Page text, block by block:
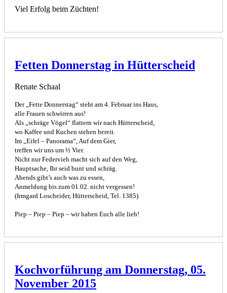
Viel Erfolg beim Züchten!
Fetten Donnerstag in Hütterscheid
Renate Schaal
Der „Fette Donnerstag“ steht am 4. Februar ins Haus,
alle Frauen schwirren aus!
Als „schräge Vögel“ flattern wir nach Hütterscheid,
wo Kaffee und Kuchen stehen bereit.
Im „Eifel – Panorama“, Auf dem Gier,
treffen wir uns um ½ Vier.
Nicht nur Federvieh macht sich auf den Weg,
Hauptsache, Ihr seid bunt und schräg.
Abends gibt’s auch was zu essen,
Anmeldung bis zum 01.02. nicht vergessen!
(Irmgard Loscheider, Hütterscheid, Tel. 1385)
Piep – Piep – Piep – wir haben Euch alle lieb!
Kochvorführung am Donnerstag, 05.
November 2015